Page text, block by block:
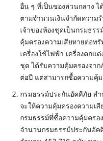
อื่น ๆ ที่เป็นของส่วนกลาง
ตามจำนวนเงินจำกัดควา
เจ้าของห้องชุดเป็นกรมธร
คุ้มครองความเสียหายต่อท
เครื่องใช้ไฟฟ้า เครื่องตกแ
ชุด ได้รับความคุ้มครองจา
ต่อปี แต่สามารถซื้อความคุ้ม
กรมธรรม์ประกันอัคคีภัย ส
จะให้ความคุ้มครองความเ
กรมธรรม์ที่ซื้อความคุ้มครอ
จำนวนกรมธรรม์ประกันอั